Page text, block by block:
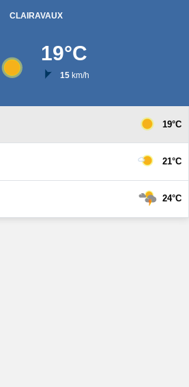
CLAIRAVAUX
19°C
15km/h
19°C
21°C
24°C